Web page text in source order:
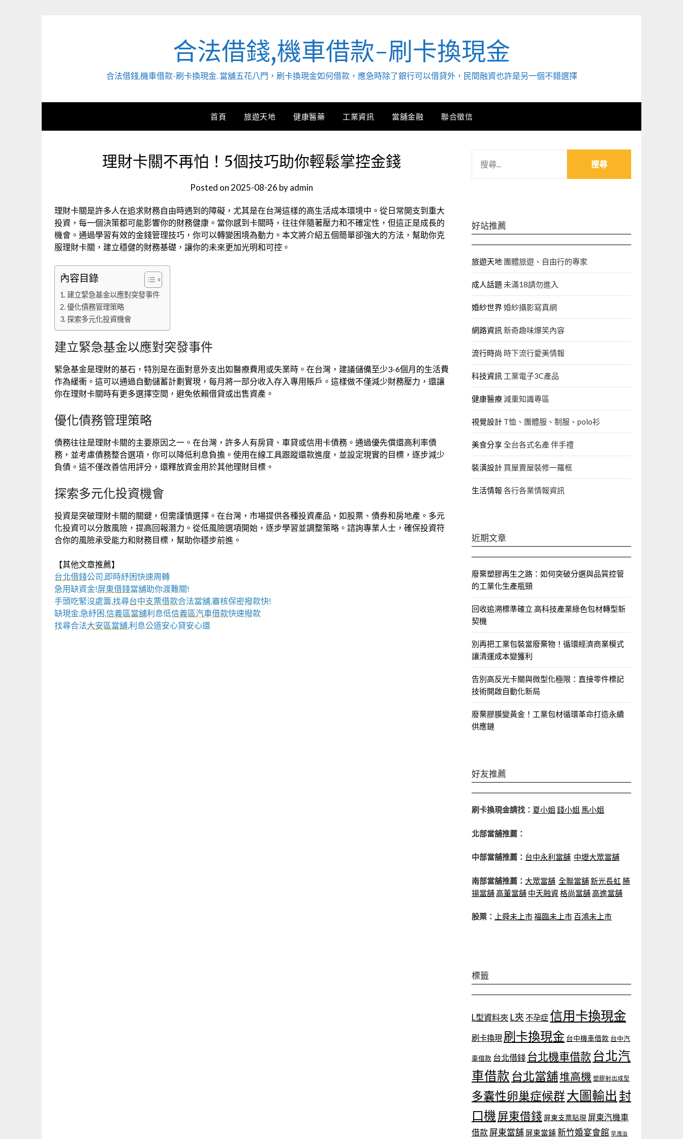
合法借錢,機車借款-刷卡換現金
合法借錢,機車借款-刷卡換現金. 當舖五花八門，刷卡換現金如何借款，應急時除了銀行可以借貸外，民間融資也許是另一個不錯選擇
首頁 旅遊天地 健康醫藥 工業資訊 當舖金融 聯合徵信
理財卡關不再怕！5個技巧助你輕鬆掌控金錢
Posted on 2025-08-26 byadmin
理財卡關是許多人在追求財務自由時遇到的障礙，尤其是在台灣這樣的高生活成本環境中。從日常開支到重大
投資，每一個決策都可能影響你的財務健康。當你感到卡關時，往往伴隨著壓力和不確定性，但這正是成長的
機會。通過學習有效的金錢管理技巧，你可以轉變困境為動力。本文將介紹五個簡單卻強大的方法，幫助你克
服理財卡關，建立穩健的財務基礎，讓你的未來更加光明和可控。
內容目錄
建立緊急基金以應對突發事件
優化債務管理策略
探索多元化投資機會
建立緊急基金以應對突發事件
緊急基金是理財的基石，特別是在面對意外支出如醫療費用或失業時。在台灣，建議儲備至少3-6個月的生活費
作為緩衝。這可以通過自動儲蓄計劃實現，每月將一部分收入存入專用賬戶。這樣做不僅減少財務壓力，還讓
你在理財卡關時有更多選擇空間，避免依賴借貸或出售資產。
優化債務管理策略
債務往往是理財卡關的主要原因之一。在台灣，許多人有房貸、車貸或信用卡債務。通過優先償還高利率債
務，並考慮債務整合選項，你可以降低利息負擔。使用在線工具跟蹤還款進度，並設定現實的目標，逐步減少
負債。這不僅改善信用評分，還釋放資金用於其他理財目標。
探索多元化投資機會
投資是突破理財卡關的關鍵，但需謹慎選擇。在台灣，市場提供各種投資產品，如股票、債券和房地產。多元
化投資可以分散風險，提高回報潛力。從低風險選項開始，逐步學習並調整策略。諮詢專業人士，確保投資符
合你的風險承受能力和財務目標，幫助你穩步前進。
【其他文章推薦】
台北借錢公司,即時紓困快速周轉
急用缺資金!屏東借錢當舖助你渡難關!
手頭吃緊沒處籌,找尋台中支票借款合法當舖,審核保密撥款快!
缺現金,急紓困,信義區當舖利息低信義區汽車借款快速撥款
找尋合法大安區當舖,利息公道安心貸安心還
關
好站推薦
旅遊天地 團體旅遊、自由行的專家‎
成人話題 未滿18請勿進入
婚紗世界婚紗攝影寫真網
網路資訊 新奇趣味爆笑內容
流行時尚 時下流行愛美情報
科技資訊 工業電子3C產品
健康醫療減重知識專區
視覺設計 T恤、團體服、制服、polo衫
美食分享全台各式名產 伴手禮
裝潢設計 買屋賣屋裝修一羅框
生活情報 各行各業情報資訊
近期文章
廢棄塑膠再生之路：如何突破分選與品質控管
的工業化生產瓶頸
回收追溯標準確立 高科技產業綠色包材轉型新
契機
別再把工業包裝當廢棄物！循環經濟商業模式
讓清運成本變獲利
告別高反光卡關與微型化極限：直接零件標記
技術開啟自動化新局
廢棄膠膜變黃金！工業包材循環革命打造永續
供應鏈
好友推薦
刷卡換現金請找： 夏小姐 錢小姐 馬小姐
北部當舖推薦：
中部當舖推薦： 台中永利當舖 中壢大眾當舖
南部當舖推薦： 大眾當舖 全聯當舖新光長虹 勝
揚當舖高董當舖 中天融資格尚當舖高進當舖
股票： 上舜未上市福臨未上市 百鴻未上市
標籤
L型資料夾 L夾 不孕症 信用卡換現金
刷卡換現 刷卡換現金 台中機車借款 台中汽
車借款 台北借錢 台北機車借款 台北汽
車借款 台北當舖堆高機 塑膠射出成型
多囊性卵巢症候群大圖輸出 封
口機 屏東借錢 屏東支票貼現 屏東汽機車
借款 屏東當舖 屏東當鋪 新竹婚宴會館 早洩治